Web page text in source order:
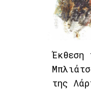
Έκθεση
της